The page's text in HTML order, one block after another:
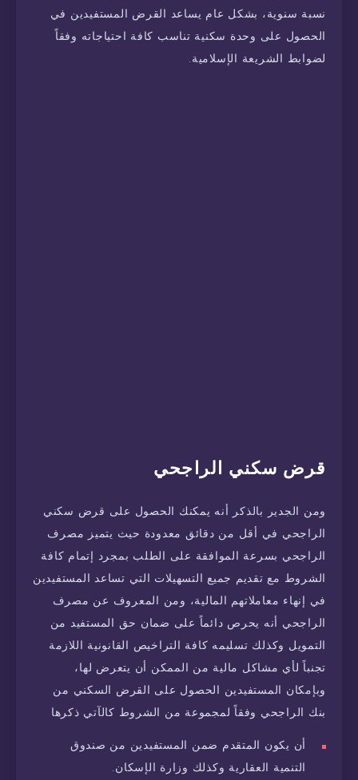
نسبة سنوية، بشكل عام يساعد القرض المستفيدين في
الحصول على وحدة سكنية تناسب كافة احتياجاته وفقاً
لضوابط الشريعة الإسلامية.
قرض سكني الراجحي
ومن الجدير بالذكر أنه يمكنك الحصول على قرض سكني
الراجحي في أقل من دقائق معدودة حيث يتميز مصرف
الراجحي بسرعة الموافقة على الطلب بمجرد إتمام كافة
الشروط مع تقديم جميع التسهيلات التي تساعد المستفيدين
في إنهاء معاملاتهم المالية، ومن المعروف عن مصرف
الراجحي أنه يحرص دائماً على ضمان حق المستفيد من
التمويل وكذلك تسليمه كافة التراخيص القانونية اللازمة
تجنباً لأي مشاكل مالية من الممكن أن يتعرض لها،
وبإمكان المستفيدين الحصول على القرض السكني من
بنك الراجحي وفقاً لمجموعة من الشروط كالآتي ذكرها
أن يكون المتقدم ضمن المستفيدين من صندوق
التنمية العقارية وكذلك وزارة الإسكان.